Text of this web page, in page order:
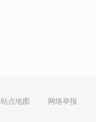
站点地图 网络举报